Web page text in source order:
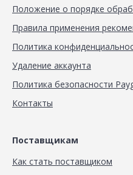
Положение о порядке
Правила применения
Политика
Удаление аккаунта
Политика безопасности
Контакты
Поставщикам
Как стать поставщиком